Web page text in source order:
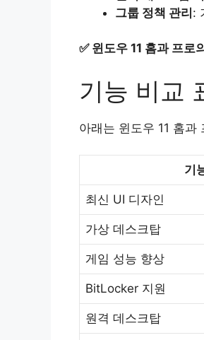
그룹 정책 관리:
✅ 윈도우 11 홈과 프로
기능 비교
아래는 윈도우 11 홈과
기
최신 UI 디자인
가상 데스크탑
게임 성능 향상
BitLocker 지원
원격 데스크탑